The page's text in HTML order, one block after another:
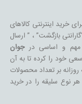
خرید اینترنتی کالاهای
بازگشت” ، ” ارسال
مهم و اساسی درجوان
خود را کرده تا به آن
بر تعداد محصولات
هر نوع سلیقه را در خرید